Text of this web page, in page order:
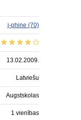
j-phine (70)
13.02.2009.
Latviešu
Augstskolas
1 vienības